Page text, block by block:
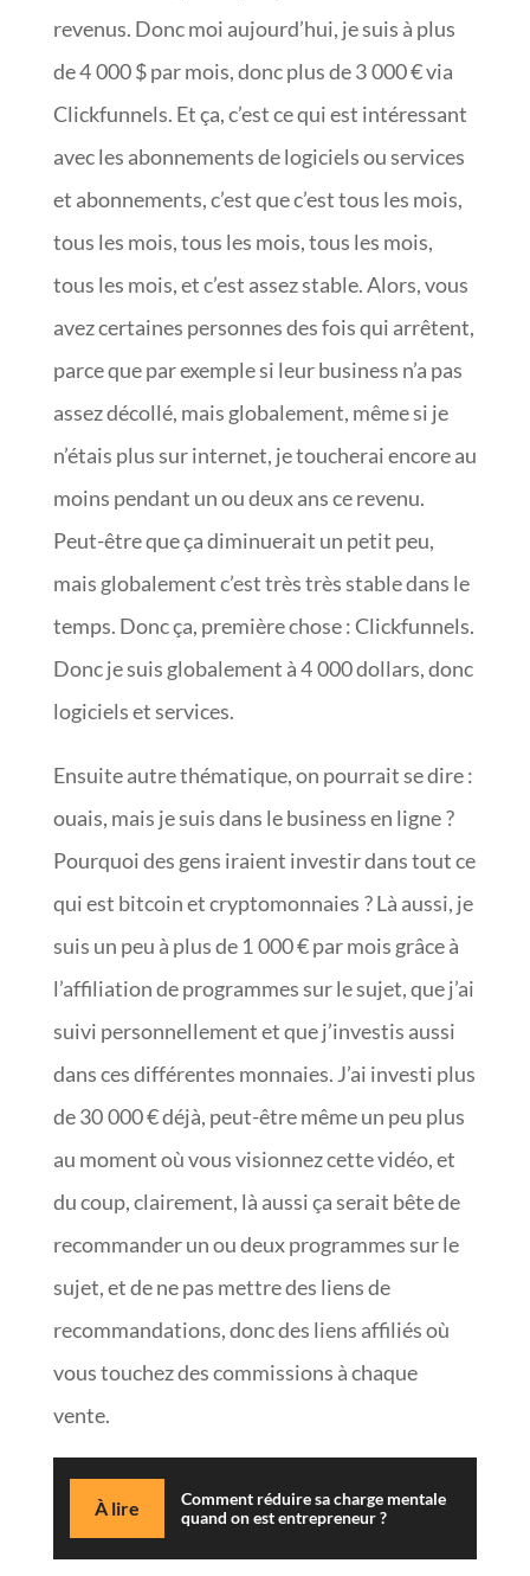
revenus. Donc moi aujourd’hui, je suis à plus
de 4 000 $ par mois, donc plus de 3 000 € via
Clickfunnels. Et ça, c’est ce qui est intéressant
avec les abonnements de logiciels ou services
et abonnements, c’est que c’est tous les mois,
tous les mois, tous les mois, tous les mois,
tous les mois, et c’est assez stable. Alors, vous
avez certaines personnes des fois qui arrêtent,
parce que par exemple si leur business n’a pas
assez décollé, mais globalement, même si je
n’étais plus sur internet, je toucherai encore au
moins pendant un ou deux ans ce revenu.
Peut-être que ça diminuerait un petit peu,
mais globalement c’est très très stable dans le
temps. Donc ça, première chose : Clickfunnels.
Donc je suis globalement à 4 000 dollars, donc
logiciels et services.
Ensuite autre thématique, on pourrait se dire :
ouais, mais je suis dans le business en ligne ?
Pourquoi des gens iraient investir dans tout ce
qui est bitcoin et cryptomonnaies ? Là aussi, je
suis un peu à plus de 1 000 € par mois grâce à
l’affiliation de programmes sur le sujet, que j’ai
suivi personnellement et que j’investis aussi
dans ces différentes monnaies. J’ai investi plus
de 30 000 € déjà, peut-être même un peu plus
au moment où vous visionnez cette vidéo, et
du coup, clairement, là aussi ça serait bête de
recommander un ou deux programmes sur le
sujet, et de ne pas mettre des liens de
recommandations, donc des liens affiliés où
vous touchez des commissions à chaque
vente.
À lire
Comment réduire sa charge mentale
quand on est entrepreneur ?